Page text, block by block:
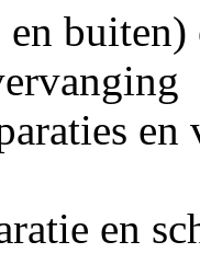
buiten)
en